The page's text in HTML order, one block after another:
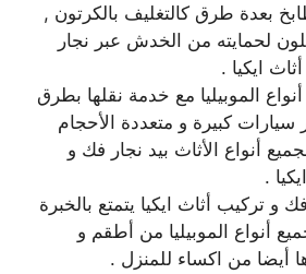
بعدة طرق كالتغليف بالكرتون ,
لحمايته من الخدش عبر نجار
ايكيا .
الموبيليا مع خدمة نقلها بطرق
سيارات كبيرة و متعددة الأحجام
أنواع الأثاث بيد نجار فك و
.
و تركيب أثاث ايكيا يتمتع بالخبرة
أنواع الموبيليا من أطقم و
أيضا من اكساء للمنزل .